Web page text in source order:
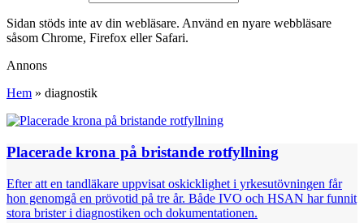
Sidan stöds inte av din webläsare. Använd en nyare webbläsare
såsom Chrome, Firefox eller Safari.
Annons
Hem » diagnostik
Placerade krona på bristande rotfyllning
Efter att en tandläkare uppvisat oskicklighet i yrkesutövningen får
hon genomgå en prövotid på tre år. Både IVO och HSAN har funnit
stora brister i diagnostiken och dokumentationen.